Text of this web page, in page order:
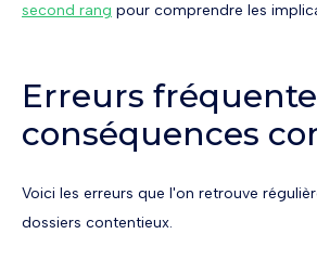
second rang pour comprendre les
Erreurs
conséquences
Voici les erreurs que l'on retrouve
dossiers contentieux.